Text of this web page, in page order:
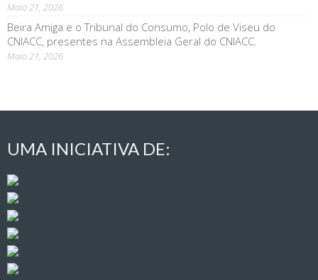
Maio 21, 2026
Beira Amiga e o Tribunal do Consumo, Polo de Viseu do
CNIACC, presentes na Assembleia Geral do CNIACC.
Maio 21, 2026
UMA INICIATIVA DE: